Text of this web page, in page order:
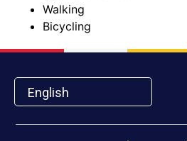
Walking
Bicycling
English